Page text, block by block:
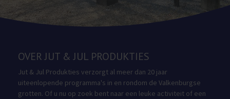
OVER JUT & JUL PRODUKTIES
Jut & Jul Produkties verzorgt al meer dan 20 jaar
uiteenlopende programma's in en rondom de Valkenburgse
grotten. Of u nu op zoek bent naar een leuke activiteit of een